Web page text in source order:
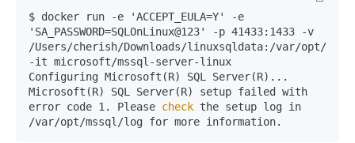
$ docker run -e 'ACCEPT_EULA=Y' -e
'SA_PASSWORD=SQLOnLinux@123' -p 41433:1433 -v
/Users/cherish/Downloads/linuxsqldata:/var/opt/
-it microsoft/mssql-server-linux
Configuring Microsoft(R) SQL Server(R)...
Microsoft(R) SQL Server(R) setup failed with
error code 1. Please check the setup log in
/var/opt/mssql/log for more information.